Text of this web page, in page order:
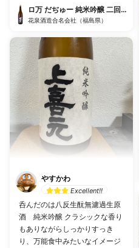
ロ万 だぢゅー 純米吟醸 二回火入れ
花泉酒造合名会社（福島県）
やすかわ
Excellent!!
呑んだのは八反生酛無濾過生原
酒 純米吟醸 クラシックな香り
もありながらしっかりすっき
り、万能食中みたいなイメージ